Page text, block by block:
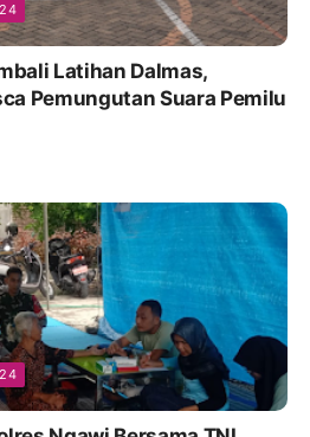
Latihan Dalmas,
Pemungutan Suara Pemilu